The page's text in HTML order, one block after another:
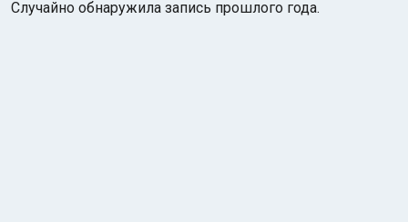
Случайно обнаружила запись прошлого года.